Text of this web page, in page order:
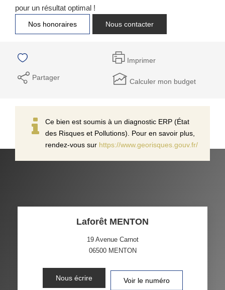
pour un résultat optimal !
Nos honoraires Nous contacter
Imprimer
Partager Calculer mon budget
Ce bien est soumis à un diagnostic ERP (État
des Risques et Pollutions). Pour en savoir plus,
rendez-vous sur https://www.georisques.gouv.fr/
Laforêt MENTON
19 Avenue Carnot
06500 MENTON
Nous écrire Voir le numéro